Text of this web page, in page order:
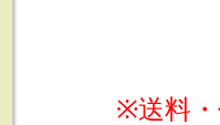
※送料